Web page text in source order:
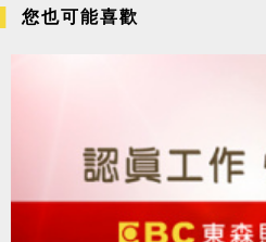
您也可能喜歡